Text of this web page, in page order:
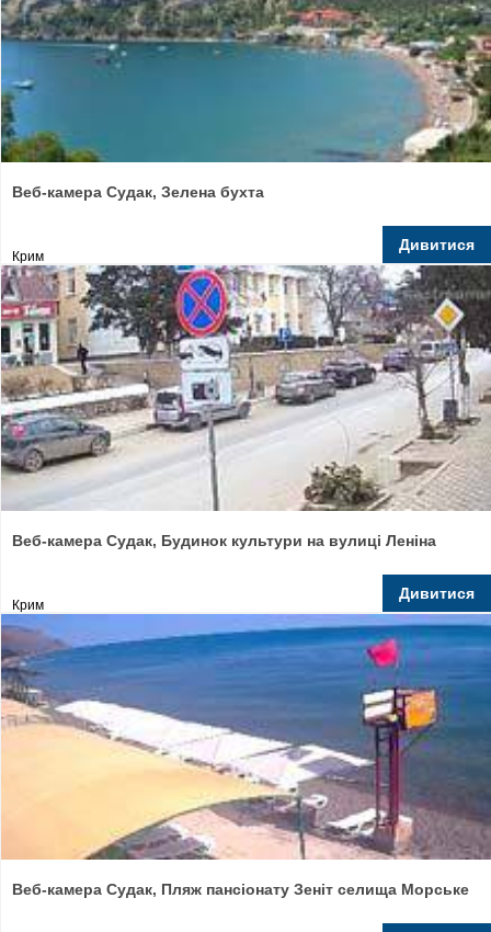
Веб-камера Судак, Зелена бухта
Крим
Дивитися
Веб-камера Судак, Будинок культури на вулиці Леніна
Крим
Дивитися
Веб-камера Судак, Пляж пансіонату Зеніт селища Морське